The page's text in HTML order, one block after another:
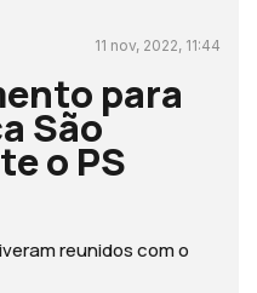
11 nov, 2022, 11:44
para
São
o PS
reunidos com o